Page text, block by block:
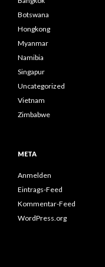
Botswana
Hongkong
Myanmar
Namibia
Singapur
Uncategorized
Vietnam
Zimbabwe
META
Anmelden
Eintrags-Feed
Kommentar-Feed
WordPress.org